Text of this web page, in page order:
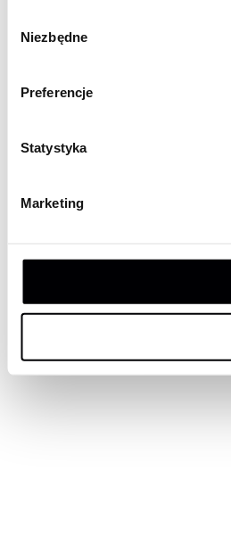
zgody
Niezbędne
Preferencje
Statystyka
Marketing